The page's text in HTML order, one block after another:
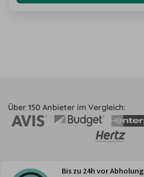
Über 150 Anbieter im Vergleich:
Bis zu 24h vor Abholung